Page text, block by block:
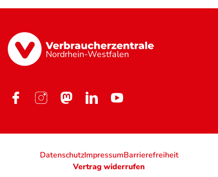
Nordrhein-Westfalen
DatenschutzImpressumBarrierefreiheit
Vertrag widerrufen